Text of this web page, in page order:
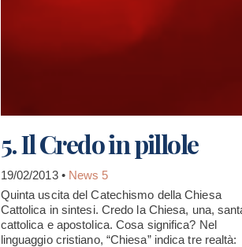
5. Il Credo in pillole
19/02/2013 • News 5
Quinta uscita del Catechismo della Chiesa
Cattolica in sintesi. Credo la Chiesa, una,
cattolica e apostolica. Cosa significa? Nel
linguaggio cristiano, “Chiesa” indica tre realtà: